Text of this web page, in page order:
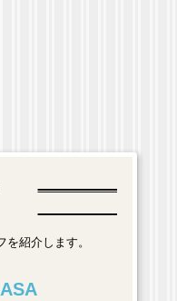
紹介します。